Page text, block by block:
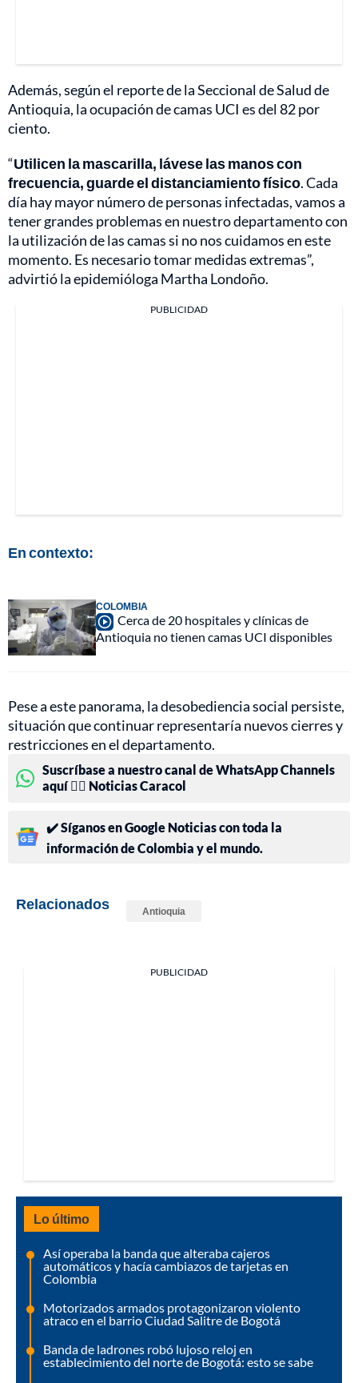
Además, según el reporte de la Seccional de Salud de
Antioquia, la ocupación de camas UCI es del 82 por
ciento.
“Utilicen la mascarilla, lávese las manos con
frecuencia, guarde el distanciamiento físico. Cada
día hay mayor número de personas infectadas, vamos a
tener grandes problemas en nuestro departamento con
la utilización de las camas si no nos cuidamos en este
momento. Es necesario tomar medidas extremas”,
advirtió la epidemióloga Martha Londoño.
PUBLICIDAD
En contexto:
COLOMBIA
Cerca de 20 hospitales y clínicas de
Antioquia no tienen camas UCI disponibles
Pese a este panorama, la desobediencia social persiste,
situación que continuar representaría nuevos cierres y
restricciones en el departamento.
Suscríbase a nuestro canal de WhatsApp Channels
aquí 👉🏻 Noticias Caracol
✔️ Síganos en Google Noticias con toda la
información de Colombia y el mundo.
Relacionados Antioquia
PUBLICIDAD
Lo último
Así operaba la banda que alteraba cajeros
automáticos y hacía cambiazos de tarjetas en
Colombia
Motorizados armados protagonizaron violento
atraco en el barrio Ciudad Salitre de Bogotá
Banda de ladrones robó lujoso reloj en
establecimiento del norte de Bogotá: esto se sabe